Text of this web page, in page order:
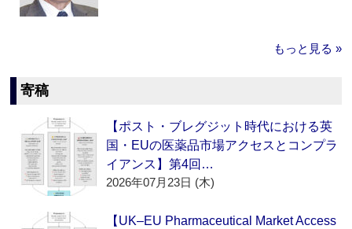
もっと見る »
寄稿
【ポスト・ブレグジット時代における英
国・EUの医薬品市場アクセスとコンプラ
イアンス】第4回…
2026年07月23日 (木)
【UK–EU Pharmaceutical Market Access